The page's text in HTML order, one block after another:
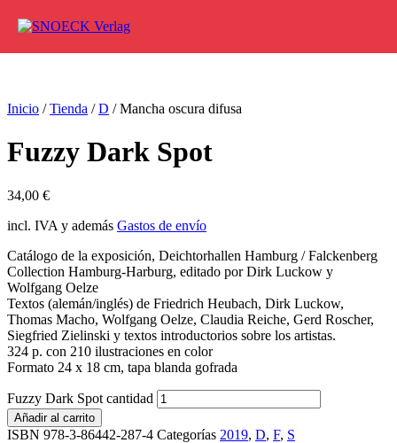
Inicio /Tienda /D / Mancha oscura difusa
Fuzzy Dark Spot
34,00 €
incl. IVA y además Gastos de envío
Catálogo de la exposición, Deichtorhallen Hamburg / Falckenberg
Collection Hamburg-Harburg, editado por Dirk Luckow y
Wolfgang Oelze
Textos (alemán/inglés) de Friedrich Heubach, Dirk Luckow,
Thomas Macho, Wolfgang Oelze, Claudia Reiche, Gerd Roscher,
Siegfried Zielinski y textos introductorios sobre los artistas.
324 p. con 210 ilustraciones en color
Formato 24 x 18 cm, tapa blanda gofrada
Fuzzy Dark Spot cantidad
Añadir al carrito
ISBN 978-3-86442-287-4 Categorías 2019, D, F, S